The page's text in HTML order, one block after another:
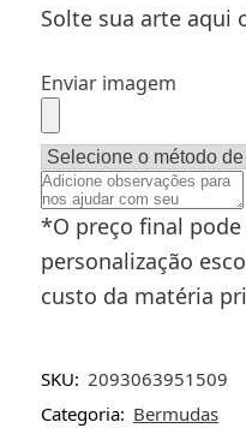
Solte sua arte aqui
Enviar imagem
*O preço final
personalização
custo da matéria
SKU: 2093063951509
Categoria: Bermudas